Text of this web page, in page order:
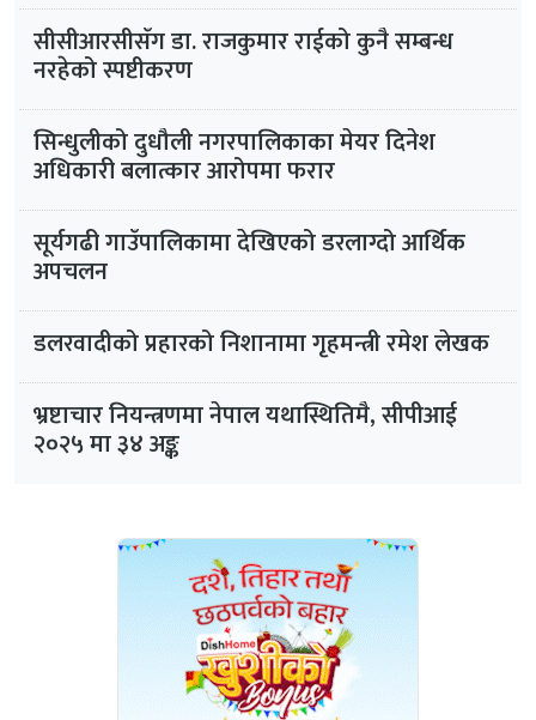
सीसीआरसीसँग डा. राजकुमार राईको कुनै सम्बन्ध
नरहेको स्पष्टीकरण
सिन्धुलीको दुधौली नगरपालिकाका मेयर दिनेश
अधिकारी बलात्कार आरोपमा फरार
सूर्यगढी गाउँपालिकामा देखिएको डरलाग्दो आर्थिक
अपचलन
डलरवादीको प्रहारको निशानामा गृहमन्त्री रमेश लेखक
भ्रष्टाचार नियन्त्रणमा नेपाल यथास्थितिमै, सीपीआई
२०२५ मा ३४ अङ्क